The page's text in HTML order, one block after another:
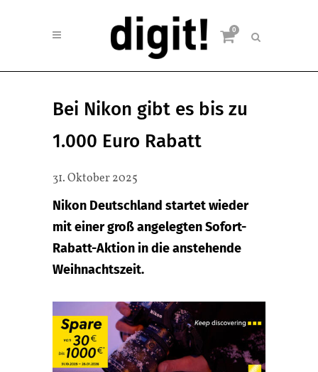
0
Bei Nikon gibt es bis zu
1.000 Euro Rabatt
31. Oktober 2025
Nikon Deutschland startet wieder
mit einer groß angelegten Sofort-
Rabatt-Aktion in die anstehende
Weihnachtszeit.